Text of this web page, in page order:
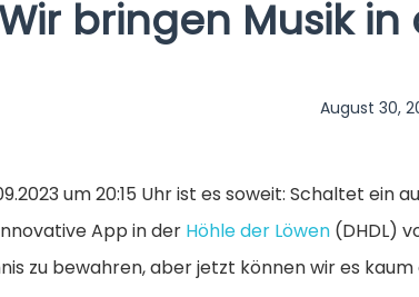
bringen Musik
August 30,
um 20:15 Uhr ist es soweit: Schaltet ein
App in der Höhle der Löwen (DHDL)
zu bewahren, aber jetzt können wir es